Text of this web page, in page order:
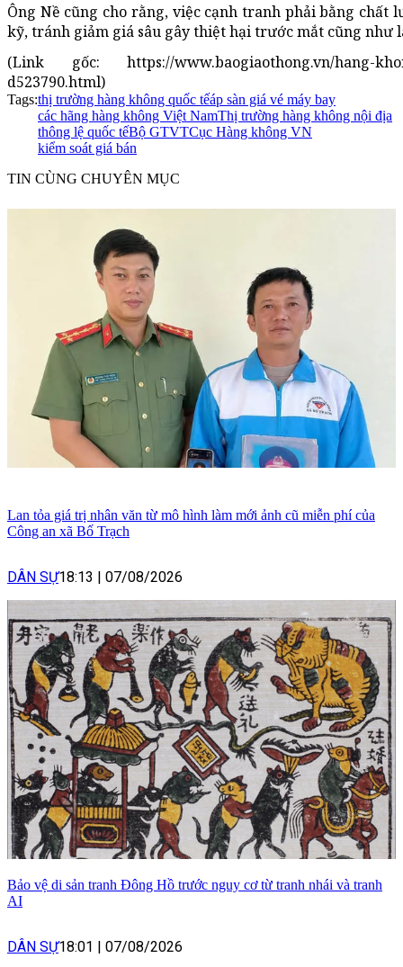
Ông Nề cũng cho rằng, việc cạnh tranh phải bằng chất
kỹ, tránh giảm giá sâu gây thiệt hại trước mắt cũng như
(Link gốc: https://www.baogiaothong.vn/hang-
d523790.html)
Tags:thị trường hàng không quốc tếáp sàn giá vé máy bay
các hãng hàng không Việt NamThị trường hàng không nội địa
thông lệ quốc tếBộ GTVTCục Hàng không VN
kiểm soát giá bán
TIN CÙNG CHUYÊN MỤC
Lan tỏa giá trị nhân văn từ mô hình làm mới ảnh cũ miễn phí của
Công an xã Bố Trạch
DÂN SỰ18:13 | 07/08/2026
Bảo vệ di sản tranh Đông Hồ trước nguy cơ từ tranh nhái và tranh
AI
DÂN SỰ18:01 | 07/08/2026